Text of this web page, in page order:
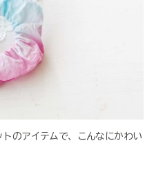
のアイテムで、こんなにかわい